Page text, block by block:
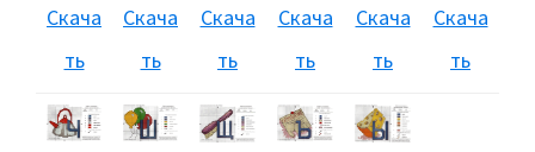
Скача
ть
Скача
ть
Скача
ть
Скача
ть
Скача
ть
Скача
ть